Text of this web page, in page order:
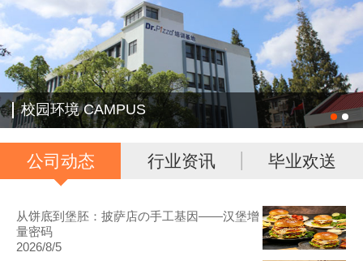
校园环境 CAMPUS
公司动态 行业资讯 毕业欢送
从饼底到堡胚：披萨店の手工基因——汉堡增
量密码
2026/8/5